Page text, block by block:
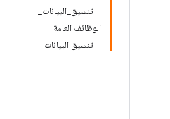
تنسيق_البيانات_
الوظائف العامة
تنسيق البيانات